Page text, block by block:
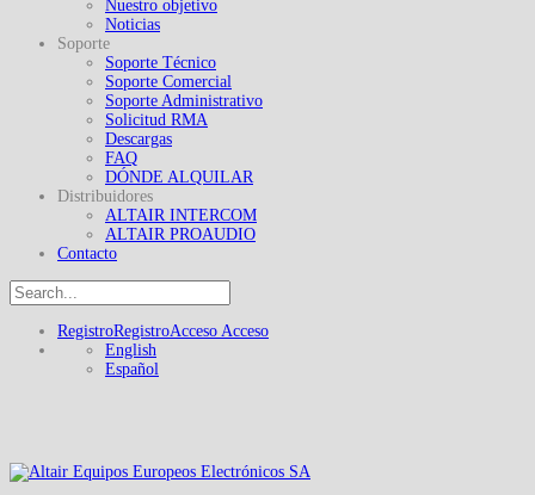
Nuestro objetivo
Noticias
Soporte
Soporte Técnico
Soporte Comercial
Soporte Administrativo
Solicitud RMA
Descargas
FAQ
DÓNDE ALQUILAR
Distribuidores
ALTAIR INTERCOM
ALTAIR PROAUDIO
Contacto
RegistroRegistroAcceso Acceso
English
Español